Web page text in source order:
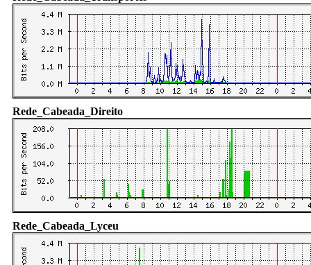
Rede_Cabeada_Direito
Rede_Cabeada_Lyceu